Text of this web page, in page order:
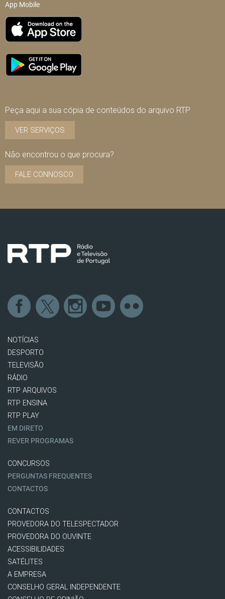
App Mobile
Peça aqui a sua cópia de conteúdos do arquivo RTP
VER SERVIÇOS
Não encontrou o que procura?
FALE CONNOSCO
NOTÍCIAS
DESPORTO
TELEVISÃO
RÁDIO
RTP ARQUIVOS
RTP ENSINA
RTP PLAY
EM DIRETO
REVER PROGRAMAS
CONCURSOS
PERGUNTAS FREQUENTES
CONTACTOS
CONTACTOS
PROVEDORA DO TELESPECTADOR
PROVEDORA DO OUVINTE
ACESSIBILIDADES
SATÉLITES
A EMPRESA
CONSELHO GERAL INDEPENDENTE